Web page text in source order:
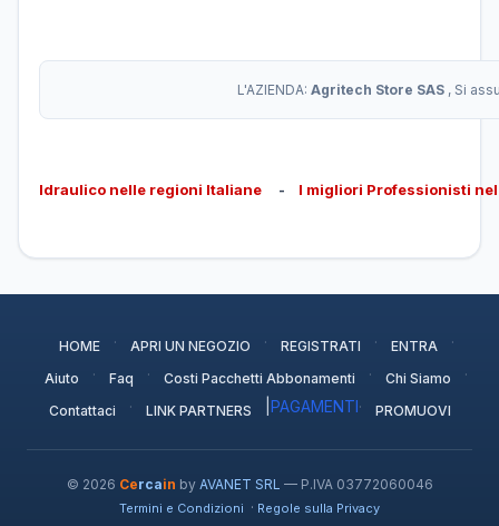
L'AZIENDA: Agritech Store SAS , Si
Idraulico nelle regioni Italiane - I migliori Professionisti
HOME · APRI UN NEGOZIO · REGISTRATI · ENTRA ·
Aiuto · Faq · Costi Pacchetti Abbonamenti · Chi Siamo ·
Contattaci · LINK PARTNERS PAGAMENTI· PROMUOVI
© 2026 Cercain by AVANET SRL — P.IVA 03772060046
Termini e Condizioni · Regole sulla Privacy